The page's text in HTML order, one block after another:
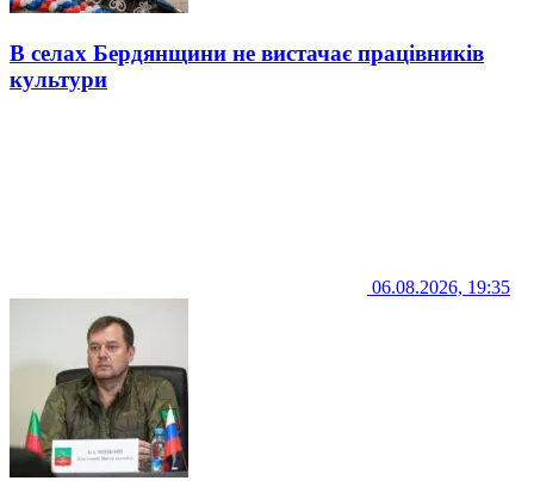
В селах Бердянщини не вистачає працівників
культури
06.08.2026, 19:35